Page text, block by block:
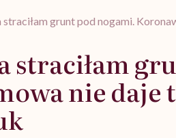
straciłam grunt pod nogami.
straciłam
nie